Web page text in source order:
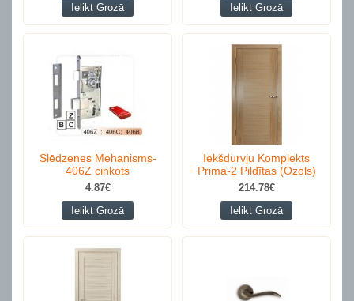
Ielikt Grozā
Ielikt Grozā
Slēdzenes Mehanisms-
406Z cinkots
4.87€
Ielikt Grozā
Iekšdurvju Komplekts
Prima-2 Pildītas (Ozols)
214.78€
Ielikt Grozā